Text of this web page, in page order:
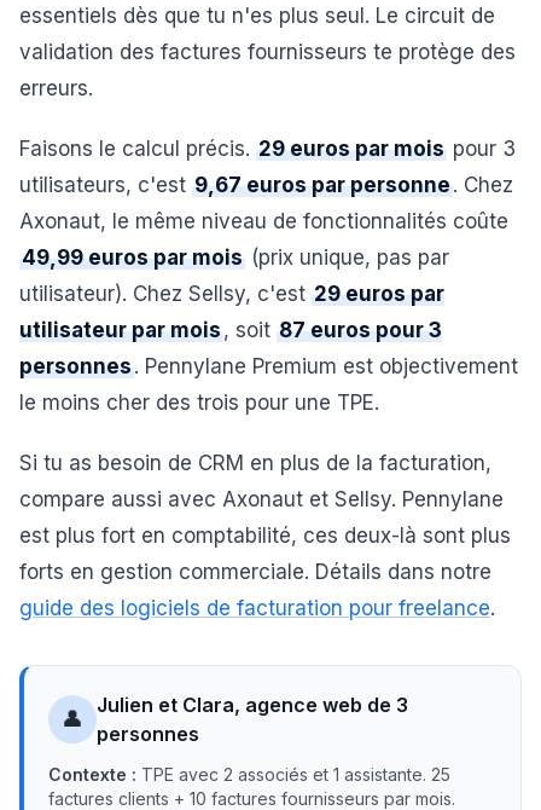
essentiels dès que tu n'es plus seul. Le circuit de
validation des factures fournisseurs te protège des
erreurs.
Faisons le calcul précis. 29 euros par mois pour 3
utilisateurs, c'est 9,67 euros par personne. Chez
Axonaut, le même niveau de fonctionnalités coûte
49,99 euros par mois (prix unique, pas par
utilisateur). Chez Sellsy, c'est 29 euros par
utilisateur par mois, soit 87 euros pour 3
personnes. Pennylane Premium est objectivement
le moins cher des trois pour une TPE.
Si tu as besoin de CRM en plus de la facturation,
compare aussi avec Axonaut et Sellsy. Pennylane
est plus fort en comptabilité, ces deux-là sont plus
forts en gestion commerciale. Détails dans notre
guide des logiciels de facturation pour freelance.
👤
Julien et Clara, agence web de 3
personnes
Contexte : TPE avec 2 associés et 1 assistante. 25
factures clients + 10 factures fournisseurs par mois.